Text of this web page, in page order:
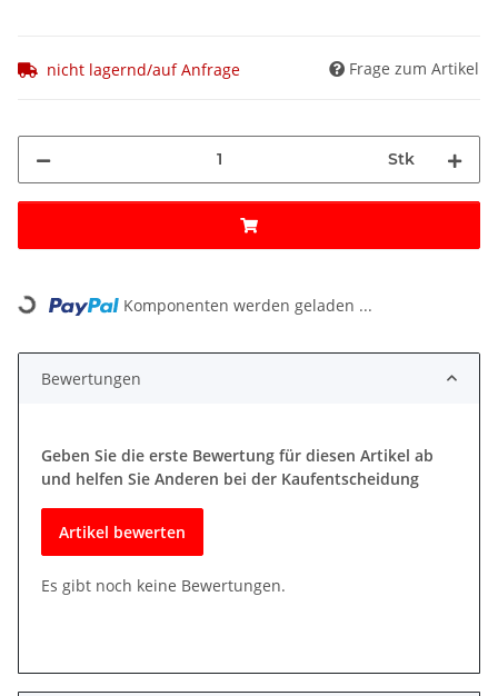
nicht lagernd/auf Anfrage Frage zum Artikel
Stk
Loading... Komponenten werden geladen ...
Bewertungen
Geben Sie die erste Bewertung für diesen Artikel ab
und helfen Sie Anderen bei der Kaufentscheidung
Artikel bewerten
Es gibt noch keine Bewertungen.